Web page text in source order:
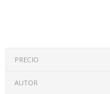
PRECIO
AUTOR